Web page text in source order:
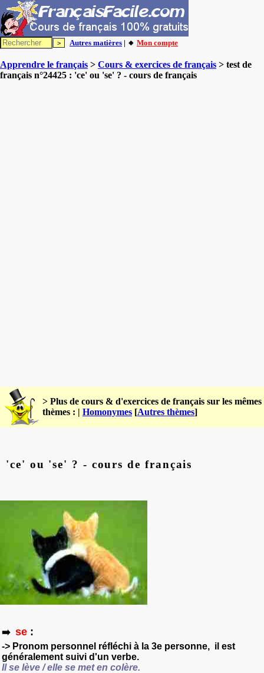
Autres matières | 🔸 Mon compte
Apprendre le français > Cours & exercices de français > test de
français n°24425 : 'ce' ou 'se' ? - cours de français
> Plus de cours & d'exercices de français sur les mêmes
thèmes : | Homonymes [Autres thèmes]
'ce' ou 'se' ? - cours de français
➡️ se :
-> Pronom personnel réfléchi à la 3e personne, il est
généralement suivi d'un verbe.
Il se lève / elle se met en colère.